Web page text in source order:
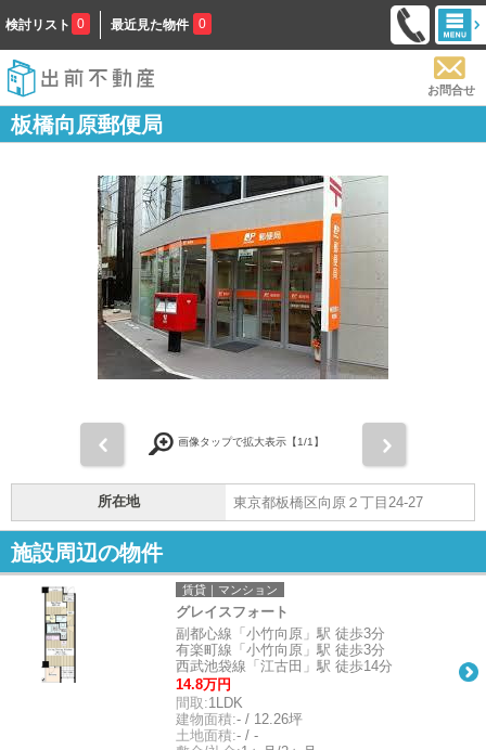
検討リスト 0 最近見た物件 0
お問合せ
板橋向原郵便局
画像タップで拡大表示【1/1】
所在地 東京都板橋区向原２丁目24-27
施設周辺の物件
賃貸｜マンション
グレイスフォート
副都心線「小竹向原」駅 徒歩3分
有楽町線「小竹向原」駅 徒歩3分
西武池袋線「江古田」駅 徒歩14分
14.8万円
間取:1LDK
建物面積:- / 12.26坪
土地面積:- / -